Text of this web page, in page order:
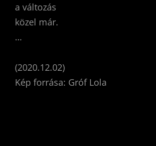
a változás
közel már.
…
(2020.12.02)
Kép forrása: Gróf Lola